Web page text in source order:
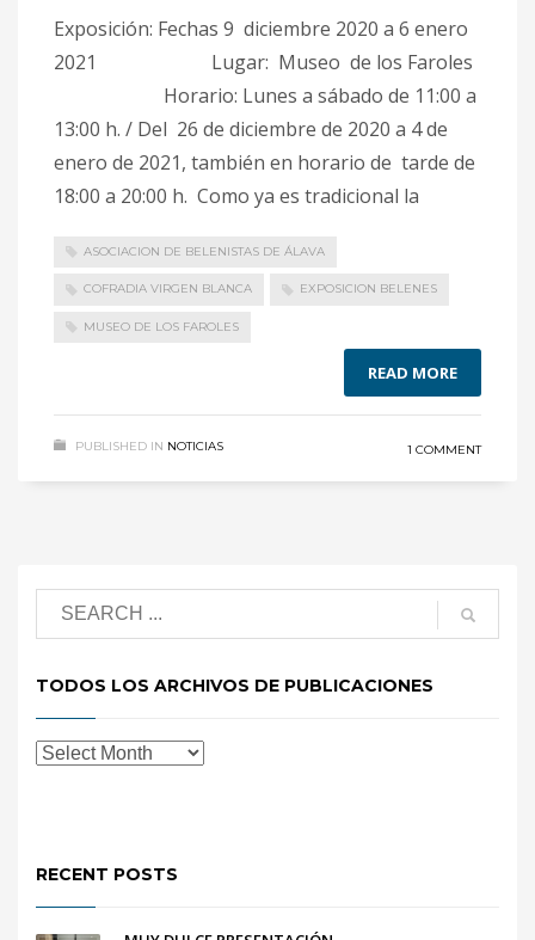
Exposición: Fechas 9 diciembre 2020 a 6 enero
2021 Lugar: Museo de los Faroles
Horario: Lunes a sábado de 11:00 a
13:00 h. / Del 26 de diciembre de 2020 a 4 de
enero de 2021, también en horario de tarde de
18:00 a 20:00 h. Como ya es tradicional la
ASOCIACION DE BELENISTAS DE ÁLAVA
COFRADIA VIRGEN BLANCA EXPOSICION BELENES
MUSEO DE LOS FAROLES
READ MORE
PUBLISHED IN NOTICIAS 1 COMMENT
TODOS LOS ARCHIVOS DE PUBLICACIONES
RECENT POSTS